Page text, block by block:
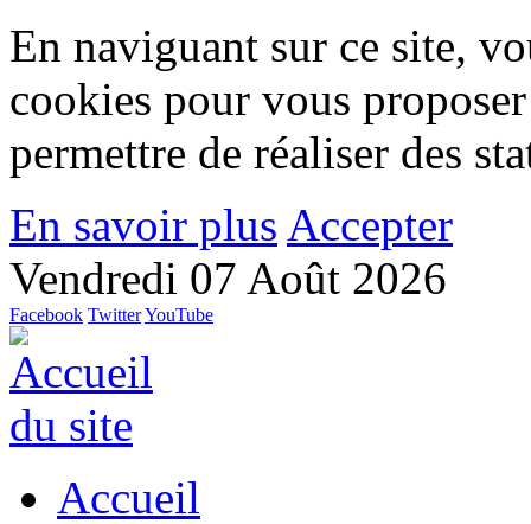
En naviguant sur ce site,
cookies pour vous
permettre de réaliser des
En savoir plus Accepter
Vendredi 07 Août 2026
Facebook TwitterYouTube
Accueil